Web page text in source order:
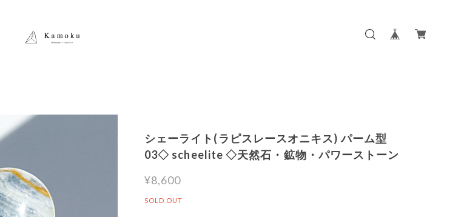
シェーライト(ラピスレースオニキス) パーム型
03◇ scheelite ◇天然石・鉱物・パワーストーン
¥8,600
SOLD OUT